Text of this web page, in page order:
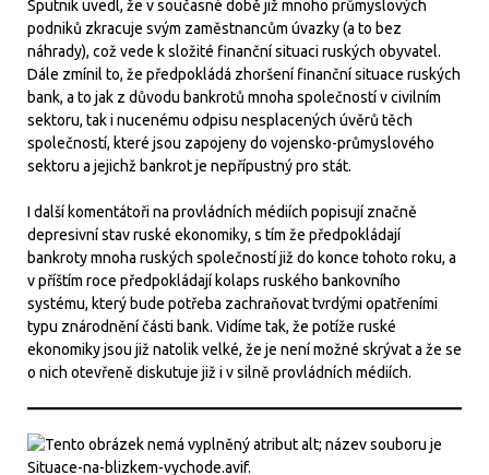
Sputnik uvedl, že v současné době již mnoho průmyslových
podniků zkracuje svým zaměstnancům úvazky (a to bez
náhrady), což vede k složité finanční situaci ruských obyvatel.
Dále zmínil to, že předpokládá zhoršení finanční situace ruských
bank, a to jak z důvodu bankrotů mnoha společností v civilním
sektoru, tak i nucenému odpisu nesplacených úvěrů těch
společností, které jsou zapojeny do vojensko-průmyslového
sektoru a jejichž bankrot je nepřípustný pro stát.
I další komentátoři na provládních médiích popisují značně
depresivní stav ruské ekonomiky, s tím že předpokládají
bankroty mnoha ruských společností již do konce tohoto roku, a
v příštím roce předpokládají kolaps ruského bankovního
systému, který bude potřeba zachraňovat tvrdými opatřeními
typu znárodnění části bank. Vidíme tak, že potíže ruské
ekonomiky jsou již natolik velké, že je není možné skrývat a že se
o nich otevřeně diskutuje již i v silně provládních médiích.